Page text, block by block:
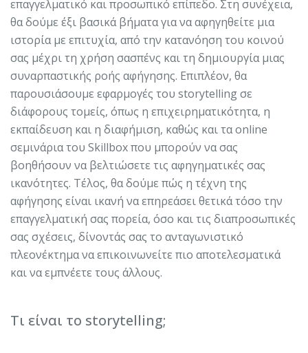
επαγγελματικό και προσωπικό επίπεδο. Στη συνέχεια,
θα δούμε έξι βασικά βήματα για να αφηγηθείτε μια
ιστορία με επιτυχία, από την κατανόηση του κοινού
σας μέχρι τη χρήση σασπένς και τη δημιουργία μιας
συναρπαστικής ροής αφήγησης. Επιπλέον, θα
παρουσιάσουμε εφαρμογές του storytelling σε
διάφορους τομείς, όπως η επιχειρηματικότητα, η
εκπαίδευση και η διαφήμιση, καθώς και τα online
σεμινάρια του Skillbox που μπορούν να σας
βοηθήσουν να βελτιώσετε τις αφηγηματικές σας
ικανότητες. Τέλος, θα δούμε πώς η τέχνη της
αφήγησης είναι ικανή να επηρεάσει θετικά τόσο την
επαγγελματική σας πορεία, όσο και τις διαπροσωπικές
σας σχέσεις, δίνοντάς σας το ανταγωνιστικό
πλεονέκτημα να επικοινωνείτε πιο αποτελεσματικά
και να εμπνέετε τους άλλους.
Τι είναι το storytelling;